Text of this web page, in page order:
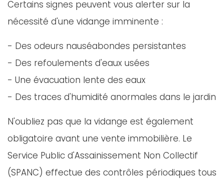
Certains signes peuvent vous alerter sur la
nécessité d'une vidange imminente :
- Des odeurs nauséabondes persistantes
- Des refoulements d'eaux usées
- Une évacuation lente des eaux
- Des traces d'humidité anormales dans le jardin
N'oubliez pas que la vidange est également
obligatoire avant une vente immobilière. Le
Service Public d'Assainissement Non Collectif
(SPANC) effectue des contrôles périodiques tous